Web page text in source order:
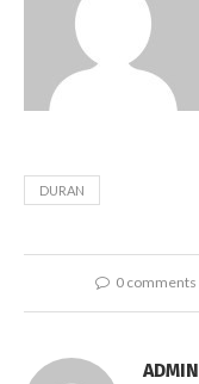
DURAN
0 comments
ADMIN